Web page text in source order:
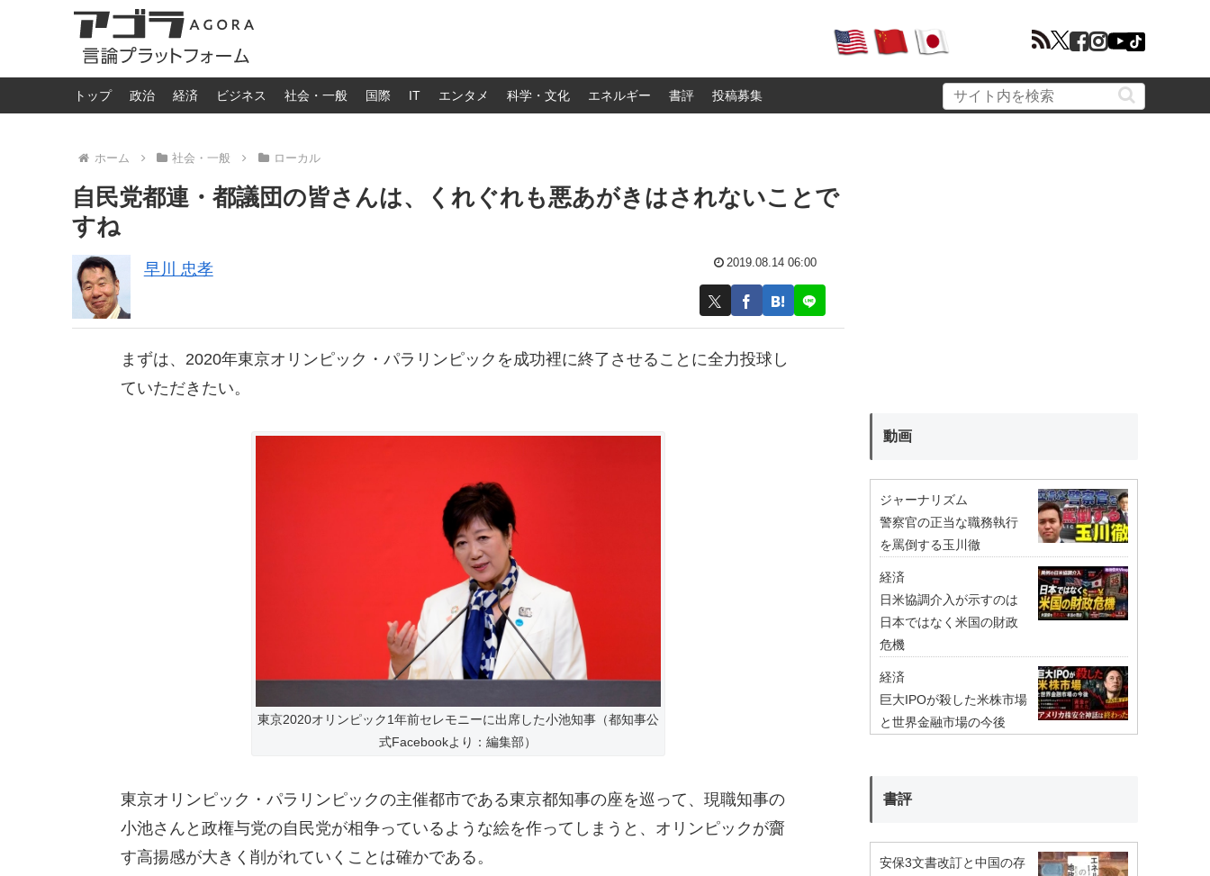
トップ 政治 経済 ビジネス 社会・一般 国際 IT エンタメ 科学・文化 エネルギー 書評 投稿募集
ホーム 社会・一般 ローカル
自民党都連・都議団の皆さんは、くれぐれも悪あがきはされないことで
すね
早川 忠孝 2019.08.14 06:00
まずは、2020年東京オリンピック・パラリンピックを成功裡に終了させることに全力投球し
ていただきたい。
東京2020オリンピック1年前セレモニーに出席した小池知事（都知事公
式Facebookより：編集部）
東京オリンピック・パラリンピックの主催都市である東京都知事の座を巡って、現職知事の
小池さんと政権与党の自民党が相争っているような絵を作ってしまうと、オリンピックが齎
す高揚感が大きく削がれていくことは確かである。
動画
ジャーナリズム
警察官の正当な職務執行
を罵倒する玉川徹
経済
日米協調介入が示すのは
日本ではなく米国の財政
危機
経済
巨大IPOが殺した米株市場
と世界金融市場の今後
書評
安保3文書改訂と中国の存